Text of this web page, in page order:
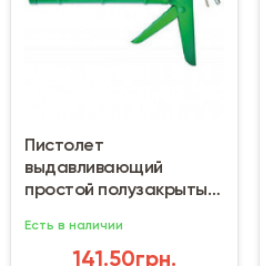
Пистолет
выдавливающий
простой полузакрытый
Есть в наличии
141.50грн.